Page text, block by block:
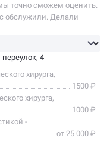
точно сможем оценить.
обслужили. Делали
общий наркоз.
4
хирурга,
1500 ₽
хирурга,
1000 ₽
-
от 25 000 ₽